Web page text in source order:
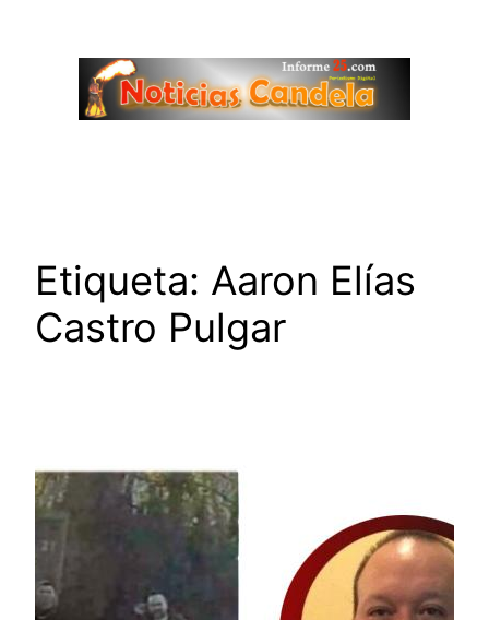
contenido
Etiqueta: Aaron Elías
Castro Pulgar